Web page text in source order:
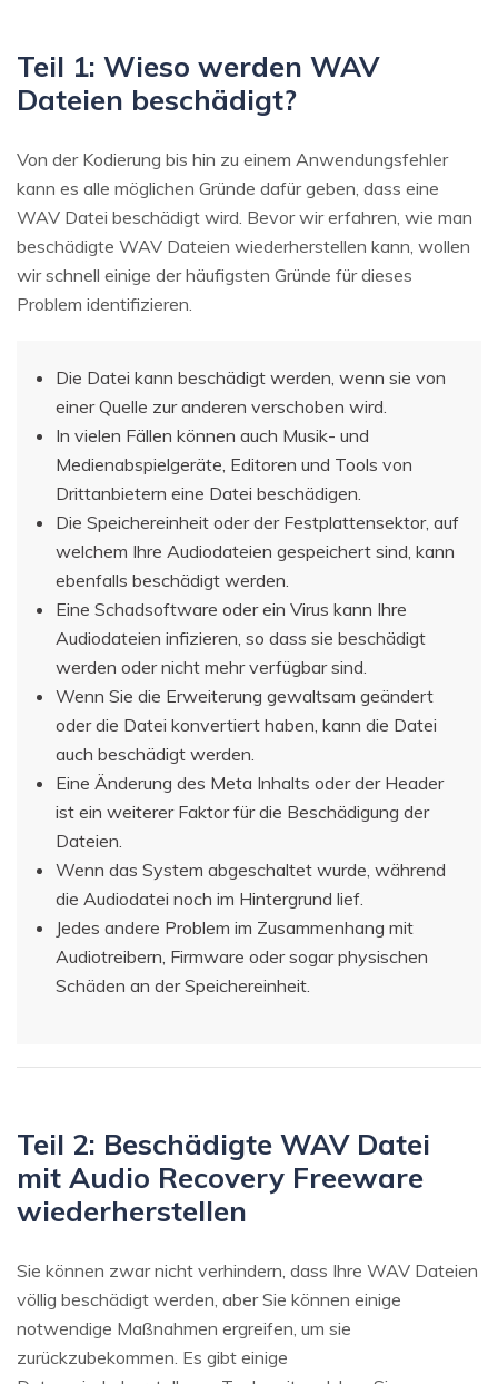
Teil 1: Wieso werden WAV
Dateien beschädigt?
Von der Kodierung bis hin zu einem Anwendungsfehler
kann es alle möglichen Gründe dafür geben, dass eine
WAV Datei beschädigt wird. Bevor wir erfahren, wie man
beschädigte WAV Dateien wiederherstellen kann, wollen
wir schnell einige der häufigsten Gründe für dieses
Problem identifizieren.
Die Datei kann beschädigt werden, wenn sie von
einer Quelle zur anderen verschoben wird.
In vielen Fällen können auch Musik- und
Medienabspielgeräte, Editoren und Tools von
Drittanbietern eine Datei beschädigen.
Die Speichereinheit oder der Festplattensektor, auf
welchem Ihre Audiodateien gespeichert sind, kann
ebenfalls beschädigt werden.
Eine Schadsoftware oder ein Virus kann Ihre
Audiodateien infizieren, so dass sie beschädigt
werden oder nicht mehr verfügbar sind.
Wenn Sie die Erweiterung gewaltsam geändert
oder die Datei konvertiert haben, kann die Datei
auch beschädigt werden.
Eine Änderung des Meta Inhalts oder der Header
ist ein weiterer Faktor für die Beschädigung der
Dateien.
Wenn das System abgeschaltet wurde, während
die Audiodatei noch im Hintergrund lief.
Jedes andere Problem im Zusammenhang mit
Audiotreibern, Firmware oder sogar physischen
Schäden an der Speichereinheit.
Teil 2: Beschädigte WAV Datei
mit Audio Recovery Freeware
wiederherstellen
Sie können zwar nicht verhindern, dass Ihre WAV Dateien
völlig beschädigt werden, aber Sie können einige
notwendige Maßnahmen ergreifen, um sie
zurückzubekommen. Es gibt einige